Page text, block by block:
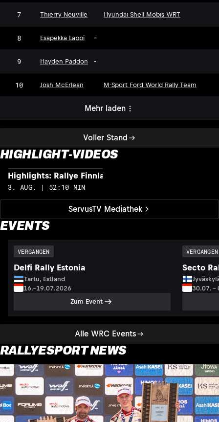
Voller Stand
7 Thierry Neuville Hyundai Shell Mobis WRT
8 Esapekka Lappi -
9 Hayden Paddon -
10 Josh McErlean M-Sport Ford World Rally Team
Mehr laden
HIGHLIGHT-VIDEOS
ServusTV Mediathek
Highlights: Rallye Finnland
3. AUG. | 52:10 MIN
EVENTS
Alle WRC Events
VERGANGEN
Delfi Rally Estonia
Tartu, Estland
16.–19.07.2026
Zum Event
VERGANGEN
Secto
30.07. –
RALLYESPORT NEWS